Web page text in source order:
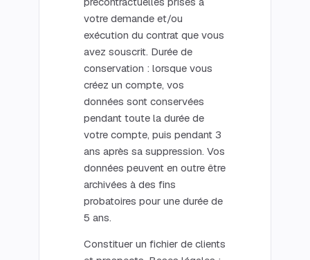
votre demande et/ou
exécution du contrat que vous
avez souscrit. Durée de
conservation : lorsque vous
créez un compte, vos
données sont conservées
pendant toute la durée de
votre compte, puis pendant 3
ans après sa suppression. Vos
données peuvent en outre être
archivées à des fins
probatoires pour une durée de
5 ans.
Constituer un fichier de clients